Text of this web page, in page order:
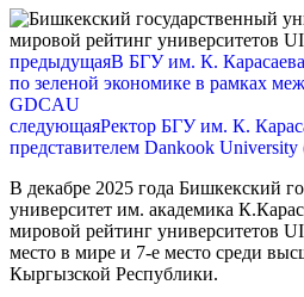
предыдущаяВ БГУ им. К.
по зеленой экономике в рамках
GDCAU
следующаяРектор БГУ им. К.
представителем Dankook
В декабре 2025 года Бишкекский
университет им. академика
мировой рейтинг университетов
место в мире и 7-е место среди
Кыргызской Республики.